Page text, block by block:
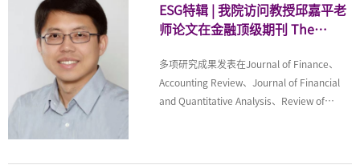
级期刊。论文曾多次入选西部金融年会(WFA),
欧洲金融年会(EFA), 中国国际金融年会(CICF),
中国国际金融年会最佳论文奖(CICF Best
Paper), 华人金融协会最佳论文奖(TCFA Best
Paper), 金融市场与公司治理年会最佳论文奖
ESG特辑 | 我院访问教授邱嘉平老
师论文在金融顶级期刊 The
多项研究成果发表在Journal of Finance、
Accounting Review、Journal of Financial
and Quantitative Analysis、Review of